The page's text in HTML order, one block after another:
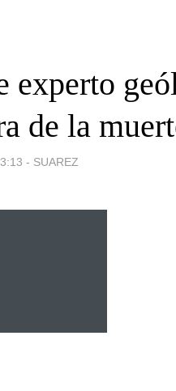
experto
de la
- SUAREZ